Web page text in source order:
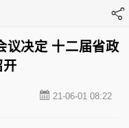
议决定 十二届省政
开
21-06-01 08:22